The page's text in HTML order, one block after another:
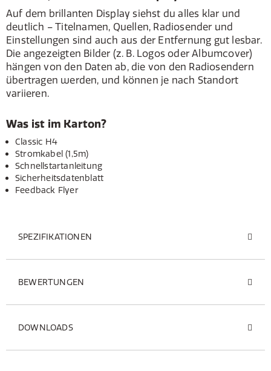
Auf dem brillanten Display siehst du alles klar und
deutlich – Titelnamen, Quellen, Radiosender und
Einstellungen sind auch aus der Entfernung gut lesbar.
Die angezeigten Bilder (z. B. Logos oder Albumcover)
hängen von den Daten ab, die von den Radiosendern
übertragen werden, und können je nach Standort
variieren.
Was ist im Karton?
Classic H4
Stromkabel (1,5m)
Schnellstartanleitung
Sicherheitsdatenblatt
Feedback Flyer
SPEZIFIKATIONEN
BEWERTUNGEN
DOWNLOADS